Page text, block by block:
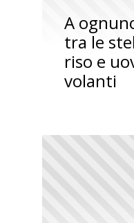
A
tra le
riso e
volanti